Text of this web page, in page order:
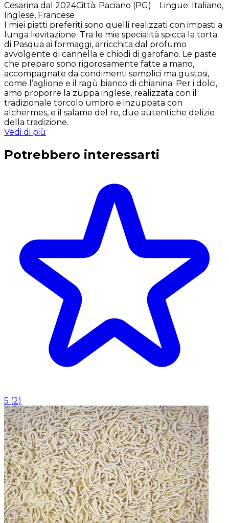
Cesarina dal 2024Città: Paciano (PG) Lingue: Italiano,
Inglese, Francese
I miei piatti preferiti sono quelli realizzati con impasti a
lunga lievitazione. Tra le mie specialità spicca la torta
di Pasqua ai formaggi, arricchita dal profumo
avvolgente di cannella e chiodi di garofano. Le paste
che preparo sono rigorosamente fatte a mano,
accompagnate da condimenti semplici ma gustosi,
come l’aglione e il ragù bianco di chianina. Per i dolci,
amo proporre la zuppa inglese, realizzata con il
tradizionale torcolo umbro e inzuppata con
alchermes, e il salame del re, due autentiche delizie
della tradizione.
Vedi di più
Potrebbero interessarti
5 (2)